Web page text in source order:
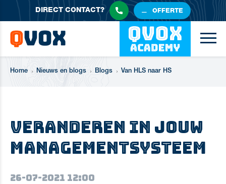
DIRECTCONTACT? OFFERTE
Home Nieuws en blogs Blogs Van HLS naar HS
Veranderen in jouw
managementsysteem
26-07-2021 12:00